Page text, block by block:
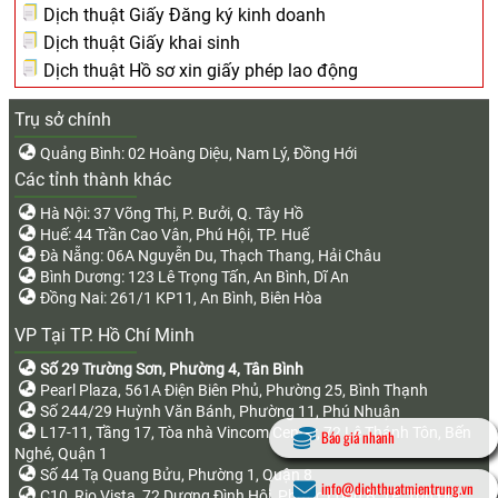
Dịch thuật Giấy Đăng ký kinh doanh
Dịch thuật Giấy khai sinh
Dịch thuật Hồ sơ xin giấy phép lao động
Trụ sở chính
Quảng Bình: 02 Hoàng Diệu, Nam Lý, Đồng Hới
Các tỉnh thành khác
Hà Nội: 37 Võng Thị, P. Bưởi, Q. Tây Hồ
Huế: 44 Trần Cao Vân, Phú Hội, TP. Huế
Đà Nẵng: 06A Nguyễn Du, Thạch Thang, Hải Châu
Bình Dương: 123 Lê Trọng Tấn, An Bình, Dĩ An
Đồng Nai: 261/1 KP11, An Bình, Biên Hòa
VP Tại TP. Hồ Chí Minh
Số 29 Trường Sơn, Phường 4, Tân Bình
Pearl Plaza, 561A Điện Biên Phủ, Phường 25, Bình Thạnh
Số 244/29 Huỳnh Văn Bánh, Phường 11, Phú Nhuận
L17-11, Tầng 17, Tòa nhà Vincom Center, 72 Lê Thánh Tôn, Bến
Nghé, Quận 1
Số 44 Tạ Quang Bửu, Phường 1, Quận 8
Báo giá nhanh
info@dichthuatmientrung.vn